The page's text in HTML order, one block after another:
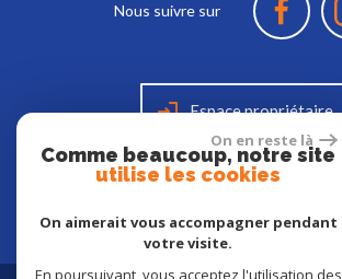
Nous suivre sur
Espace propriétaire
On en reste là
Comme beaucoup, notre site
utilise les cookies
On aimerait vous accompagner pendant
votre visite.
En poursuivant, vous acceptez l'utilisation des